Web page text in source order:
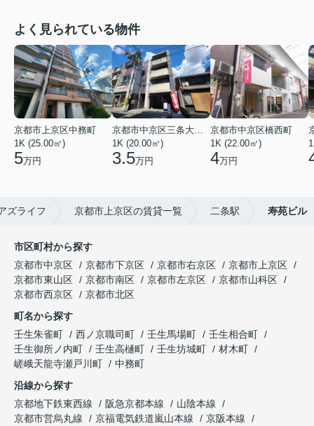
よく見られている物件
京都市上京区中務町
1K (25.00㎡)
5万円
京都市中京区三条大宮町
1K (20.00㎡)
3.5万円
京都市中京区橋西町
1K (22.00㎡)
4万円
ズライフ 京都市上京区の賃貸一覧 二条駅 寿苑ビル
市区町村から探す
京都市中京区
京都市下京区 京都市右京区
京都市上京区
京都市東山区
京都市南区 京都市左京区
京都市山科区
京都市西京区
京都市北区
町名から探す
壬生朱雀町
西ノ京職司町 壬生馬場町
壬生相合町
壬生御所ノ内町
壬生高樋町 壬生坊城町
材木町
嵯峨天龍寺瀬戸川町
中務町
沿線から探す
京都地下鉄東西線
阪急京都本線
山陰本線
京都市営烏丸線
京福電気鉄道嵐山本線
京阪本線